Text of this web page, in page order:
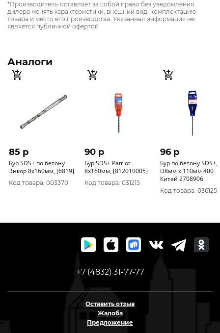
*Производитель оставляет за собой право без уведомления
дилера менять характеристики, внешний вид, комплектацию
товара и место его производства. Указанная информация не
является публичной офертой
Аналоги
85 p
Бур SDS+ по бетону
Энкор 8x160мм, [6819]
Код товара: 003370
90 p
Бур SDS+ Patriot
8x160мм, [812010005]
Код товара: 031215
96 p
Бур по бетону SDS+,
D8мм х 110мм 400
Китай 2708906
Код товара: 036125
+7 (4832) 31-77-77
Оставить отзыв
Жалоба
Предложение